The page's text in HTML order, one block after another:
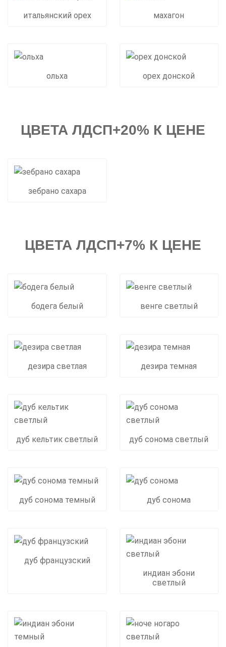
итальянский орех махагон
ольха орех донской
ЦВЕТА ЛДСП+20% К ЦЕНЕ
зебрано сахара
ЦВЕТА ЛДСП+7% К ЦЕНЕ
бодега белый венге светлый
дезира светлая дезира темная
дуб кельтик светлый дуб сонома светлый
дуб сонома темный дуб сонома
дуб французский
индиан эбони
светлый